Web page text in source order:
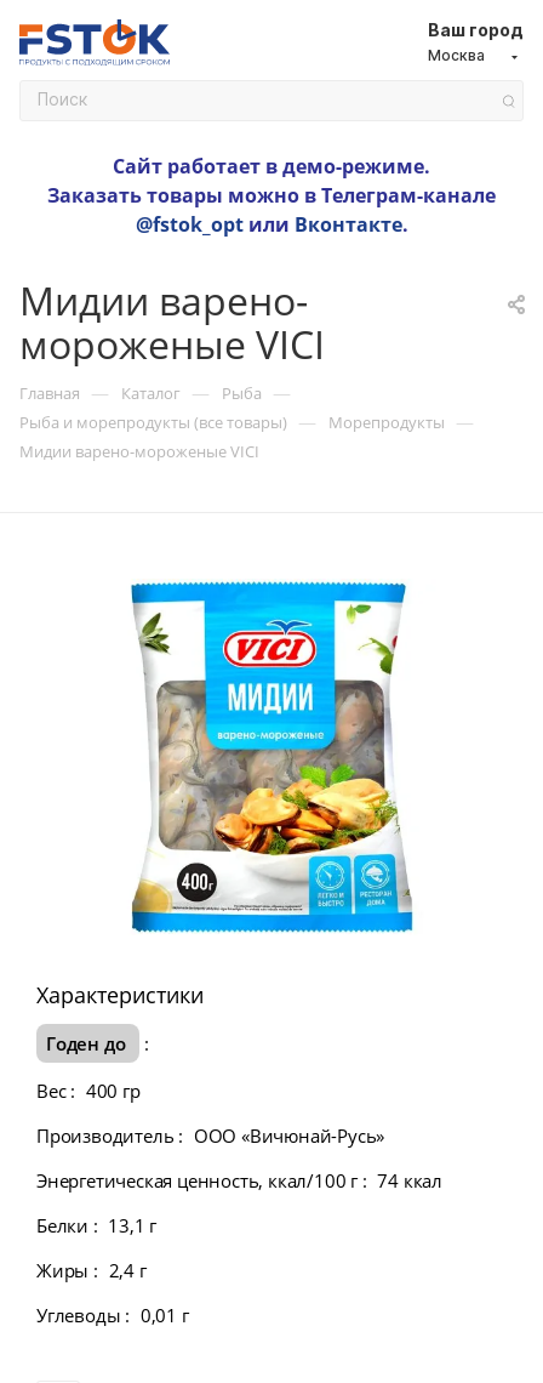
Ваш город
Москва
Сайт работает в демо-режиме.
Заказать товары можно в Телеграм-канале
@fstok_optили Вконтакте.
Мидии варено-
мороженые VICI
Главная — Каталог — Рыба —
Рыба и морепродукты (все товары) — Морепродукты —
Мидии варено-мороженые VICI
Характеристики
Годен до
:
Вес : 400 гр
Производитель : ООО «Вичюнай-Русь»
Энергетическая ценность, ккал/100 г : 74 ккал
Белки : 13,1 г
Жиры : 2,4 г
Углеводы : 0,01 г